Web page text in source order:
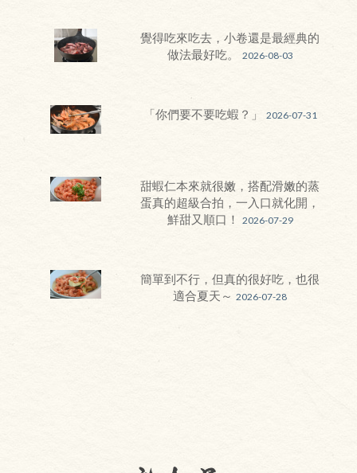
覺得吃來吃去，小卷還是最經典的
做法最好吃。
2026-08-03
「你們要不要吃蝦？」 2026-07-31
甜蝦仁本來就很嫩，搭配滑嫩的蒸
蛋真的超級合拍，一入口就化開，
鮮甜又順口！
2026-07-29
簡單到不行，但真的很好吃，也很
適合夏天～ 2026-07-28